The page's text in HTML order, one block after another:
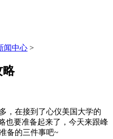
闻中心 >
略
在接到了心仪美国大学的
也要准备起来了，今天来跟峰
备的三件事吧~